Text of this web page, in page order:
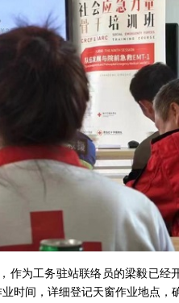
为工务驻站联络员的梁毅已经
时间，详细登记天窗作业地点，